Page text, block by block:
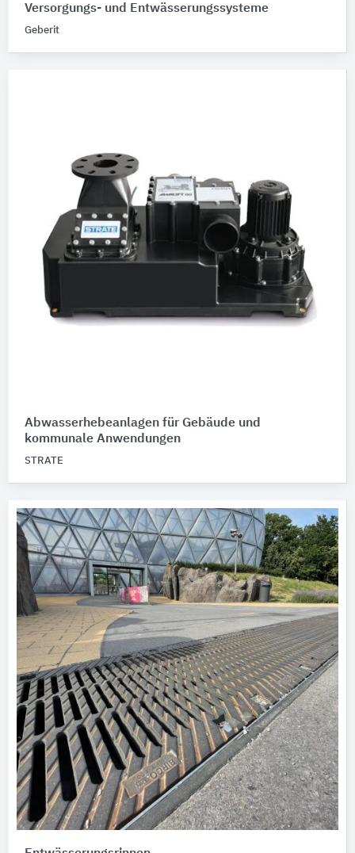
Versorgungs- und Entwässerungssysteme
Geberit
Abwasserhebeanlagen für Gebäude und
kommunale Anwendungen
STRATE